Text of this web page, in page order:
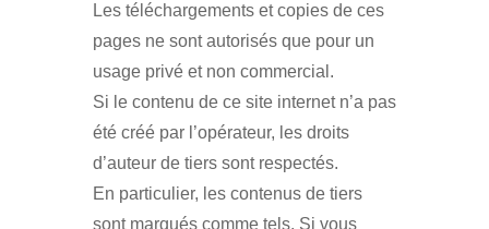
Les téléchargements et copies de ces
pages ne sont autorisés que pour un
usage privé et non commercial.
Si le contenu de ce site internet n’a pas
été créé par l’opérateur, les droits
d’auteur de tiers sont respectés.
En particulier, les contenus de tiers
sont marqués comme tels. Si vous